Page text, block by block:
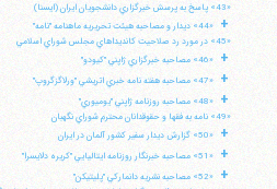
«43» پاسخ به پرسش خبرگزاري دانشجويان ايران (ايسنا)
+
«44» ديدار و مصاحبه هيئت تحريريه ماهنامه "نامه"
«45» در مورد رد صلاحيت كانديداهاي مجلس شوراي اسلامي
+ «46» مصاحبه خبرگزاري ژاپني "كيودو"
+ «47» مصاحبه هفته نامه خبري اتريشي "ورلاگزگروپ"
+
«48» مصاحبه روزنامه ژاپني "يوميوري"
«49» نامه به فقها و حقوقدانان محترم شوراي نگهبان
+ «50» گزارش ديدار سفير كشور آلمان در ايران
+ «51» مصاحبه خبرنگار روزنامه ايتاليايي "كريره دلايسرا"
+
«52» مصاحبه نشريه دانماركي "پليتيكن"
وب سایت رسمی آیت‌الله
ایران،قم،میدان مصلّی، بلوار شهید
شماره ٨
کد پستی: 3713744381